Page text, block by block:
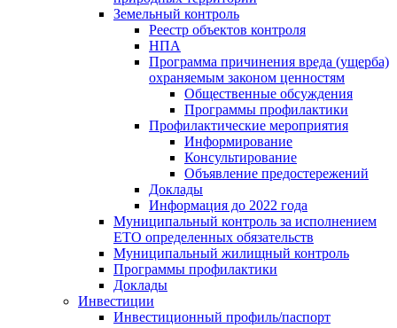
Земельный контроль
Реестр объектов контроля
НПА
Программа причинения вреда (ущерба)
охраняемым законом ценностям
Общественные обсуждения
Программы профилактики
Профилактические мероприятия
Информирование
Консультирование
Объявление предостережений
Доклады
Информация до 2022 года
Муниципальный контроль за исполнением
ЕТО определенных обязательств
Муниципальный жилищный контроль
Программы профилактики
Доклады
Инвестиции
Инвестиционный профиль/паспорт